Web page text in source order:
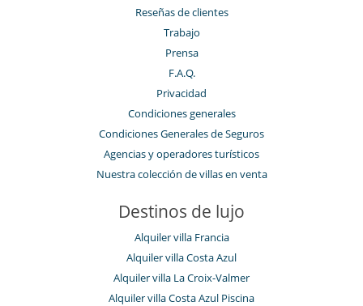
Reseñas de clientes
Trabajo
Prensa
F.A.Q.
Privacidad
Condiciones generales
Condiciones Generales de Seguros
Agencias y operadores turísticos
Nuestra colección de villas en venta
Destinos de lujo
Alquiler villa Francia
Alquiler villa Costa Azul
Alquiler villa La Croix-Valmer
Alquiler villa Costa Azul Piscina